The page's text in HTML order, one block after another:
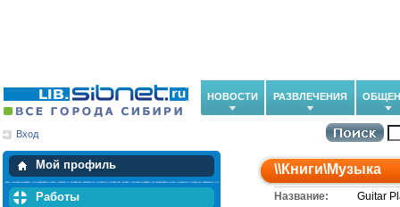
НОВОСТИ РАЗВЛЕЧЕНИЯ
Вход
Мой профиль
Мои закладки
Работы
\\Книги\Музыка
Название:
Guitar